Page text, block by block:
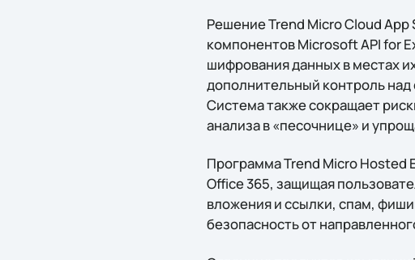
Решение Trend Micro Cloud
компонентов Microsoft API for
шифрования данных в местах
дополнительный контроль
Система также сокращает
анализа в «песочнице» и
Программа Trend Micro Hosted
Office 365, защищая
вложения и ссылки, спам,
безопасность от